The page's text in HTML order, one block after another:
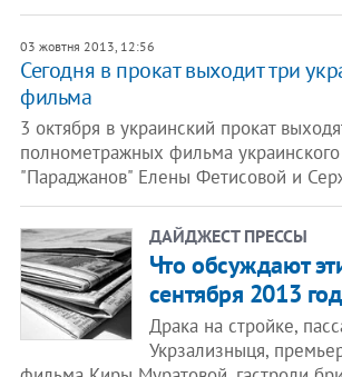
03 жовтня 2013, 12:56
Сегодня в прокат выходит три
фильма
3 октября в украинский прокат
полнометражных фильма украинского
"Параджанов" Елены Фетисовой и
ДАЙДЖЕСТ ПРЕССЫ
Что обсуждают
сентября 2013
Драка на стройке,
Укрзализныця,